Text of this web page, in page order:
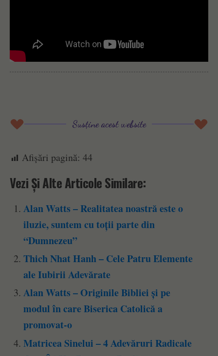
Susține acest website
Afișări pagină: 44
Vezi Și Alte Articole Similare:
Alan Watts – Realitatea noastră este o
iluzie, suntem cu toții parte din
“Dumnezeu”
Thich Nhat Hanh – Cele Patru Elemente
ale Iubirii Adevărate
Alan Watts – Originile Bibliei și pe
modul în care Biserica Catolică a
promovat-o
Matricea Sinelui – 4 Adevăruri Radicale